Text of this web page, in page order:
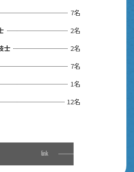
7名
2名
士
2名
7名
1名
12名